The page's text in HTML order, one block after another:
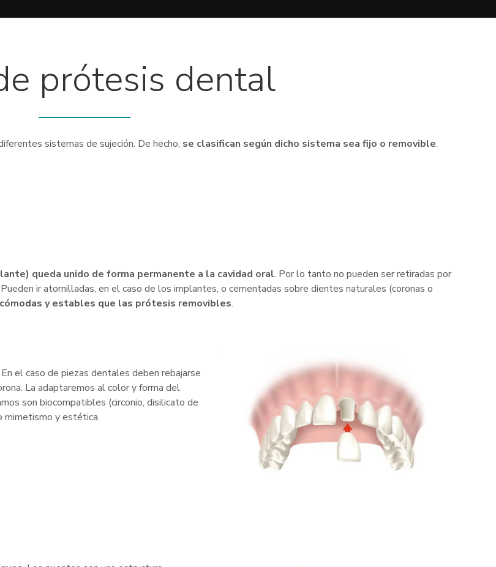
prótesis dental
sistemas de sujeción. De hecho, se clasifican según dicho sistema sea fijo o removible.
queda unido de forma permanente a la cavidad oral. Por lo tanto no pueden ser retiradas por
ir atornilladas, en el caso de los implantes, o cementadas sobre dientes naturales (coronas o
y estables que las prótesis removibles.
el caso de piezas dentales deben rebajarse
La adaptaremos al color y forma del
son biocompatibles (circonio, disilicato de
mimetismo y estética.